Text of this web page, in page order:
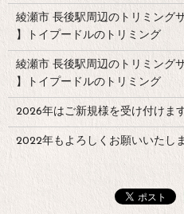
綾瀬市 長後駅周辺のトリミング
】トイプードルのトリミング
綾瀬市 長後駅周辺のトリミング
】トイプードルのトリミング
2026年はご新規様を受け付けます
2022年もよろしくお願いいたしま